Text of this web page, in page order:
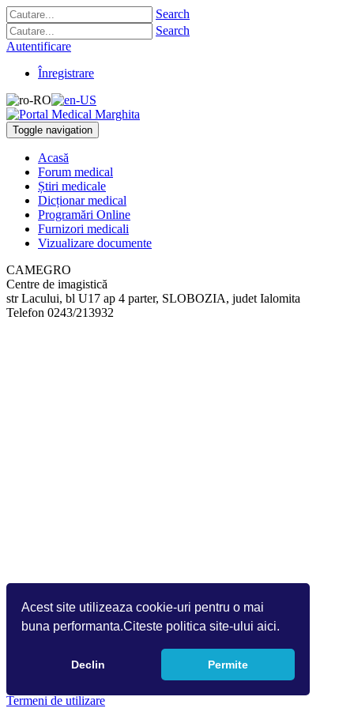
Acest site utilizeaza cookie-uri pentru o mai
buna performanta.Citeste politica site-ului aici.
Declin Permite
Search
Search
Autentificare
Înregistrare
Toggle navigation
Acasă
Forum medical
Știri medicale
Dicționar medical
Programări Online
Furnizori medicali
Vizualizare documente
CAMEGRO
Centre de imagistică
str Lacului, bl U17 ap 4 parter, SLOBOZIA, judet Ialomita
Telefon 0243/213932
Termeni de utilizare